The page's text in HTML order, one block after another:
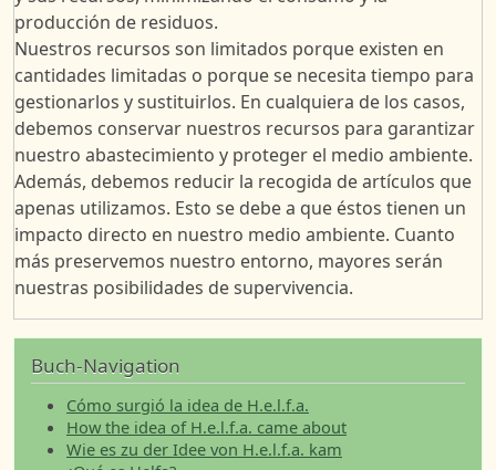
producción de residuos.
Nuestros recursos son limitados porque existen en
cantidades limitadas o porque se necesita tiempo para
gestionarlos y sustituirlos. En cualquiera de los casos,
debemos conservar nuestros recursos para garantizar
nuestro abastecimiento y proteger el medio ambiente.
Además, debemos reducir la recogida de artículos que
apenas utilizamos. Esto se debe a que éstos tienen un
impacto directo en nuestro medio ambiente. Cuanto
más preservemos nuestro entorno, mayores serán
nuestras posibilidades de supervivencia.
Buch-Navigation
Cómo surgió la idea de H.e.l.f.a.
How the idea of H.e.l.f.a. came about
Wie es zu der Idee von H.e.l.f.a. kam